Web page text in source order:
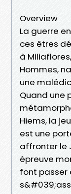
Overview
La guerre
ces êtres
à
Hommes,
une
Quand une
Hiems, la
est une
affronter le
épreuve
font passer